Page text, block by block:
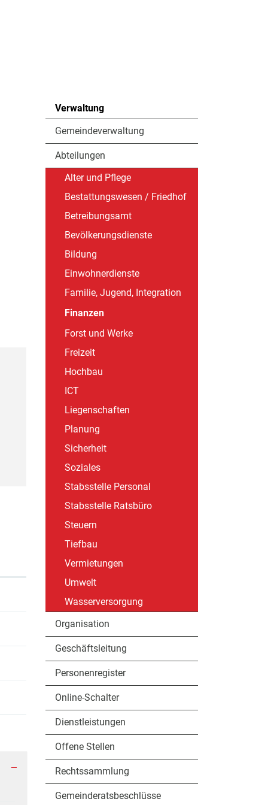
Verwaltung
Gemeindeverwaltung
Abteilungen
Alter und Pflege
Bestattungswesen / Friedhof
Betreibungsamt
Bevölkerungsdienste
Bildung
Einwohnerdienste
Familie, Jugend, Integration
Finanzen
(ausgewählt)
Forst und Werke
Freizeit
Hochbau
ICT
Liegenschaften
Planung
Sicherheit
Soziales
Stabsstelle Personal
Stabsstelle Ratsbüro
Steuern
Tiefbau
Vermietungen
Umwelt
Wasserversorgung
Organisation
Geschäftsleitung
Personenregister
Online-Schalter
Dienstleistungen
Offene Stellen
Rechtssammlung
Gemeinderatsbeschlüsse